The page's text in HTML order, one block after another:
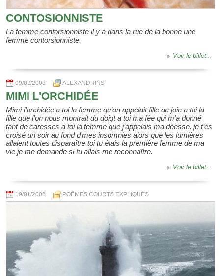
CONTOSIONNISTE
La femme contorsionniste il y a dans la rue de la bonne une
femme contorsionniste.
Voir le billet...
09/02/2008 ALEXANDRINS
MIMI L'ORCHIDÉE
Mimi l’orchidée a toi la femme qu’on appelait fille de joie a toi la
fille que l’on nous montrait du doigt a toi ma fée qui m’a donné
tant de caresses a toi la femme que j’appelais ma déesse. je t’es
croisé un soir au fond d’mes insomnies alors que les lumières
allaient toutes disparaître toi tu étais la première femme de ma
vie je me demande si tu allais me reconnaître.
Voir le billet...
19/01/2008 POÊMES COURTS EXPLIQUÉS